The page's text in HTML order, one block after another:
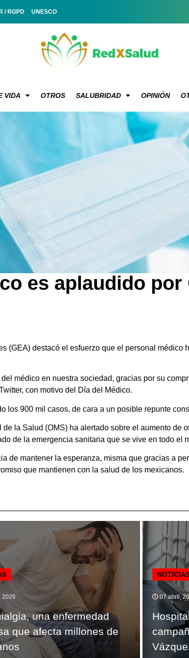
/ RGPD UNESCO
VIDA OTROS SALUBRIDAD OPINIÓN
es aplaudido por
(GEA) destacó el esfuerzo que el personal médico
médico en nuestra sociedad, gracias por su
con motivo del Día del Médico.
los 900 mil casos, de cara a un posible repunte
la Salud (OMS) ha alertado sobre el aumento de
de la emergencia sanitaria que se vive en todo el
de mantener la esperanza, misma que gracias a
que mantienen con la salud de los mexicanos.
2026
una enfermedad
que afecta millones de
07 abril,